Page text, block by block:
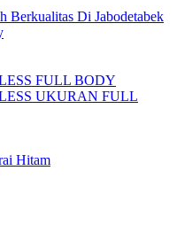
Berkualitas Di Jabodetabek
FULL BODY
UKURAN FULL
Hitam